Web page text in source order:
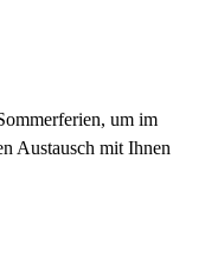
um im
Austausch mit Ihnen